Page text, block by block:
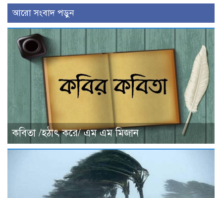
আরো সংবাদ পড়ুন
কবিতা /হঠাৎ করে/ এম এম মিজান